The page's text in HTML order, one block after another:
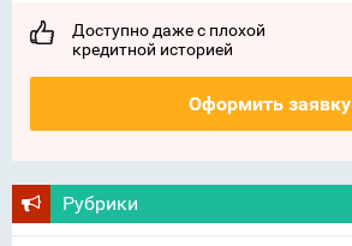
Доступно даже с плохой
кредитной историей
Оформить заявку
Рубрики